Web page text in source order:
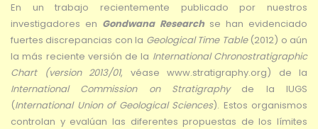
En un trabajo recientemente publicado por nuestros
investigadores en Gondwana Research se han evidenciado
fuertes discrepancias con la Geological Time Table(2012) o aún
la más reciente versión de la International Chronostratigraphic
Chart (version 2013/01, véase www.stratigraphy.org) de la
International Commission on Stratigraphyde la IUGS
(International Union of Geological Sciences). Estos organismos
controlan y evalúan las diferentes propuestas de los límites